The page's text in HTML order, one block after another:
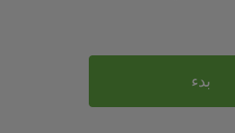
بدء